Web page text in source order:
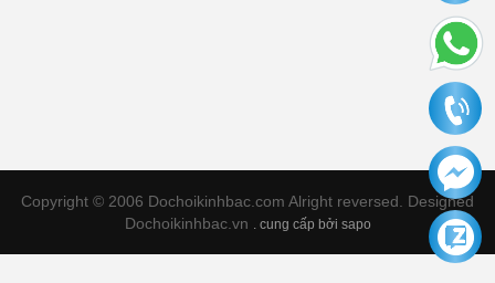
Copyright © 2006 Dochoikinhbac.com Alright reversed. Designed
Dochoikinhbac.vn
cung cấp bởi sapo